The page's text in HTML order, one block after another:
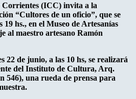
(ICC) invita a la
“Cultores de un oficio”, que se
hs., en el Museo de Artesanías
al maestro artesano Ramón
22 de junio, a las 10 hs, se realizará
del Instituto de Cultura, Arq.
546), una rueda de prensa para